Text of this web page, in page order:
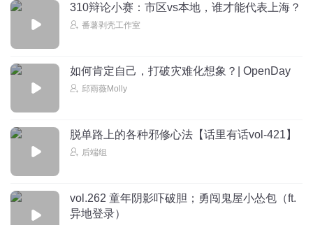
310辩论小赛：市区vs本地，谁才能代表上海？
番薯剥壳工作室
如何肯定自己，打破灾难化想象？| OpenDay
邱雨薇Molly
脱单路上的各种邪修心法【话里有话vol-421】
后端组
vol.262 童年阴影吓破胆；勇闯鬼屋小怂包（ft.
异地登录）